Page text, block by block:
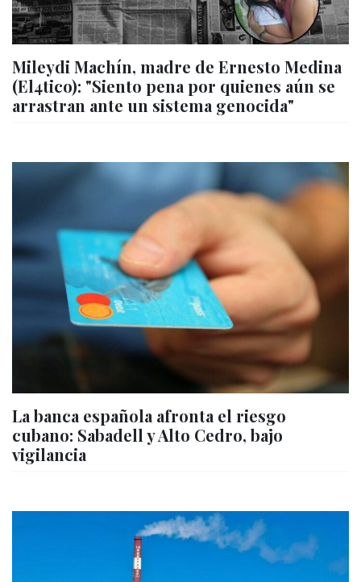
Mileydi Machín, madre de Ernesto Medina
(El4tico): "Siento pena por quienes aún se
arrastran ante un sistema genocida"
La banca española afronta el riesgo
cubano: Sabadell y Alto Cedro, bajo
vigilancia